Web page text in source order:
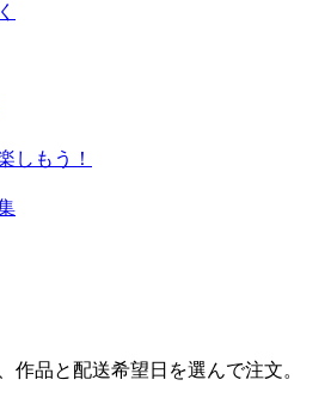
しもう！
作品と配送希望日を選んで注文。